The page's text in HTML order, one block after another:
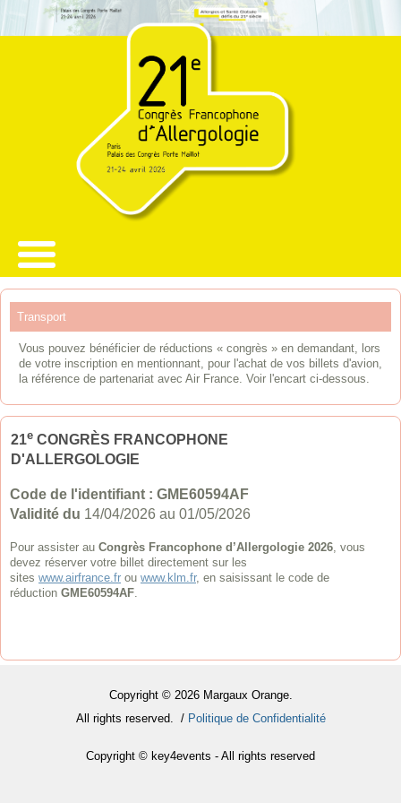
Transport
Vous pouvez bénéficier de réductions « congrès » en demandant, lors
de votre inscription en mentionnant, pour l'achat de vos billets d'avion,
la référence de partenariat avec Air France. Voir l'encart ci-dessous.
21e CONGRÈS FRANCOPHONE
D'ALLERGOLOGIE
Code de l'identifiant : GME60594AF
Validité du 14/04/2026 au 01/05/2026
Pour assister au Congrès Francophone d’Allergologie 2026, vous
devez réserver votre billet directement sur les
sites www.airfrance.fr ou www.klm.fr, en saisissant le code de
réduction GME60594AF.
Copyright © 2026 Margaux Orange.
All rights reserved. / Politique de Confidentialité
Copyright © key4events - All rights reserved